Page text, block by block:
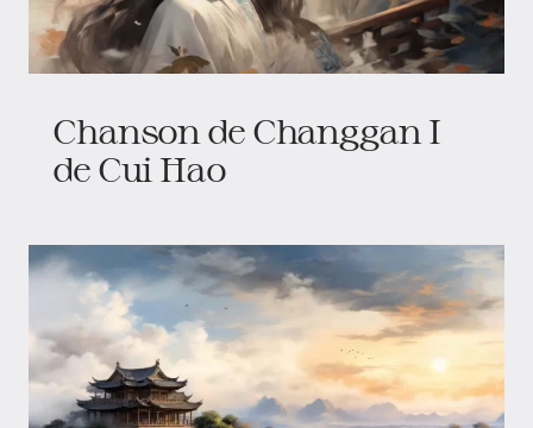
Chanson de Changgan I
de Cui Hao